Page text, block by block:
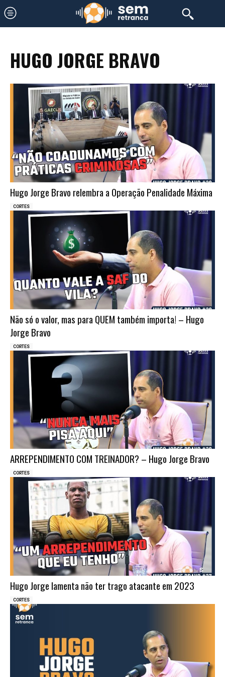
HUGO JORGE BRAVO
Hugo Jorge Bravo relembra a Operação Penalidade Máxima
CORTES
Não só o valor, mas para QUEM também importa! – Hugo
Jorge Bravo
CORTES
ARREPENDIMENTO COM TREINADOR? – Hugo Jorge Bravo
CORTES
Hugo Jorge lamenta não ter trago atacante em 2023
CORTES